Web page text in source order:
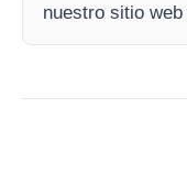
nuestro sitio